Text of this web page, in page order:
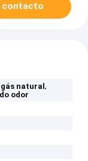
contacto
natural,
odor